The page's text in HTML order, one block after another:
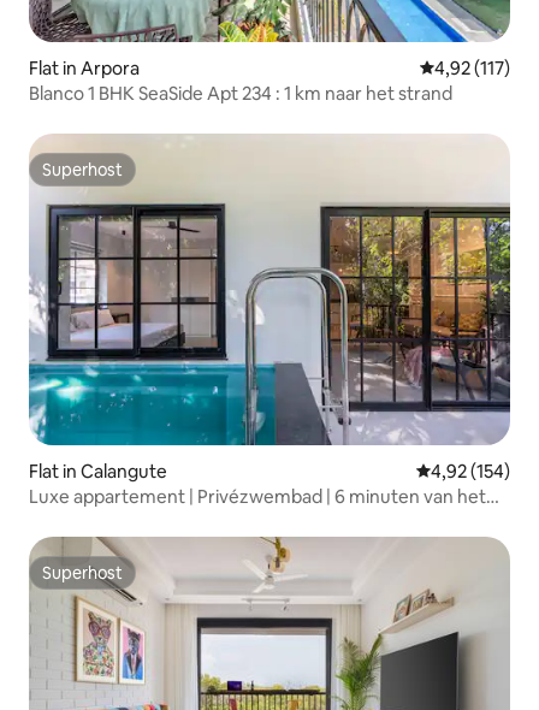
Flat in Arpora Gemiddelde
4,92 (117)
Blanco 1 BHK SeaSide Apt 234 : 1 km naar het strand
Superhost
Superhost
Flat in Calangute Gemiddelde
4,92 (154)
Luxe appartement | Privézwembad | 6 minuten van het
Superhost
Superhost